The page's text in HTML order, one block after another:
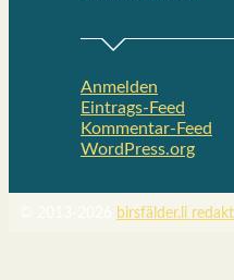
Anmelden
Eintrags-Feed
Kommentar-Feed
WordPress.org
birsfälder.li